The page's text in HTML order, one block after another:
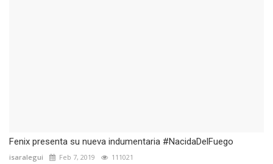
Fenix presenta su nueva indumentaria #NacidaDelFuego
isaralegui Feb 7, 2019 111021